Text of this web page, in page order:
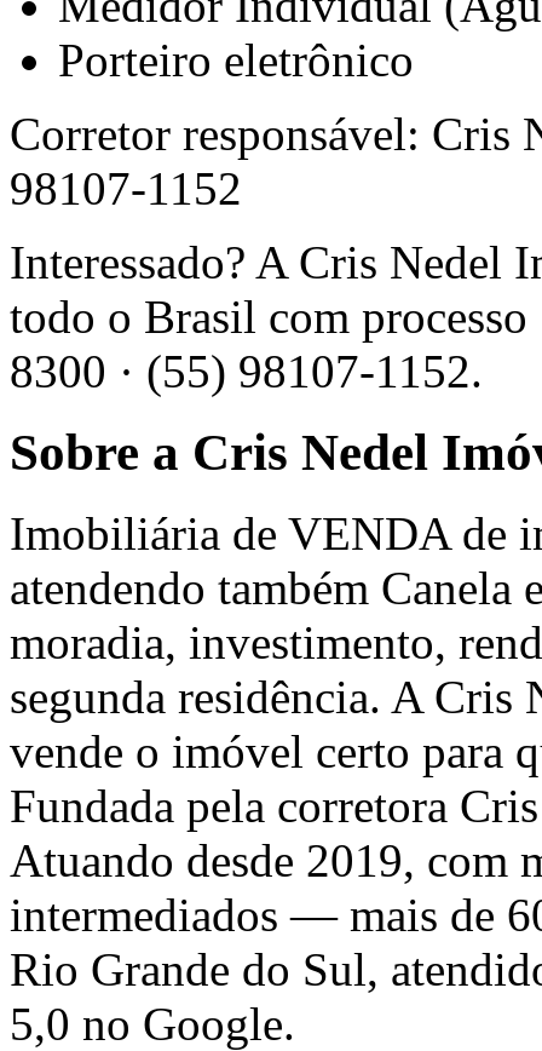
Porteiro eletrônico
Corretor responsável: Cris
98107-1152
Interessado? A Cris Nedel
todo o Brasil com
8300 · (55) 98107-1152.
Sobre a Cris Nedel
Imobiliária de VENDA de
atendendo também Canela
moradia, investimento,
segunda residência. A
vende o imóvel certo para
Fundada pela corretora
Atuando desde 2019, com
intermediados — mais de
Rio Grande do Sul,
5,0 no Google.